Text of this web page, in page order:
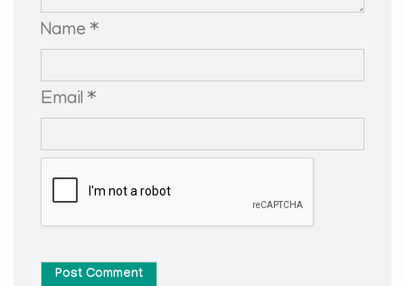
Name *
Email *
Post Comment